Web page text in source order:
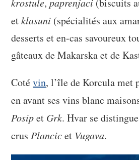
etklasuni (spécialités aux
desserts et en-cas savoureux
gâteaux de Makarska et de
Cotévin, l’île de Korcula met
en avant ses vins blanc
Posipet Grk. Hvar se
crusPlancicet Vugava.